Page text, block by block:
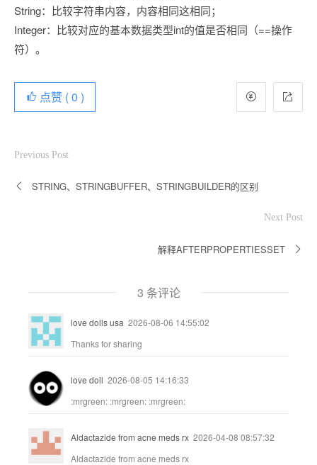
String：比较字符串内容，内容相同这相同；
Integer：比较对应的基本数据类型int的值是否相同（==操作
符）。
点赞 (0 )
Previous Post
STRING、STRINGBUFFER、STRINGBUILDER的区别
Next Post
解释AFTERPROPERTIESSET
3 条评论
love dolls usa 2026-08-06 14:55:02
Thanks for sharing
love doll 2026-08-05 14:16:33
:mrgreen: :mrgreen: :mrgreen:
Aldactazide from acne meds rx 2026-04-08 08:57:32
Aldactazide from acne meds rx